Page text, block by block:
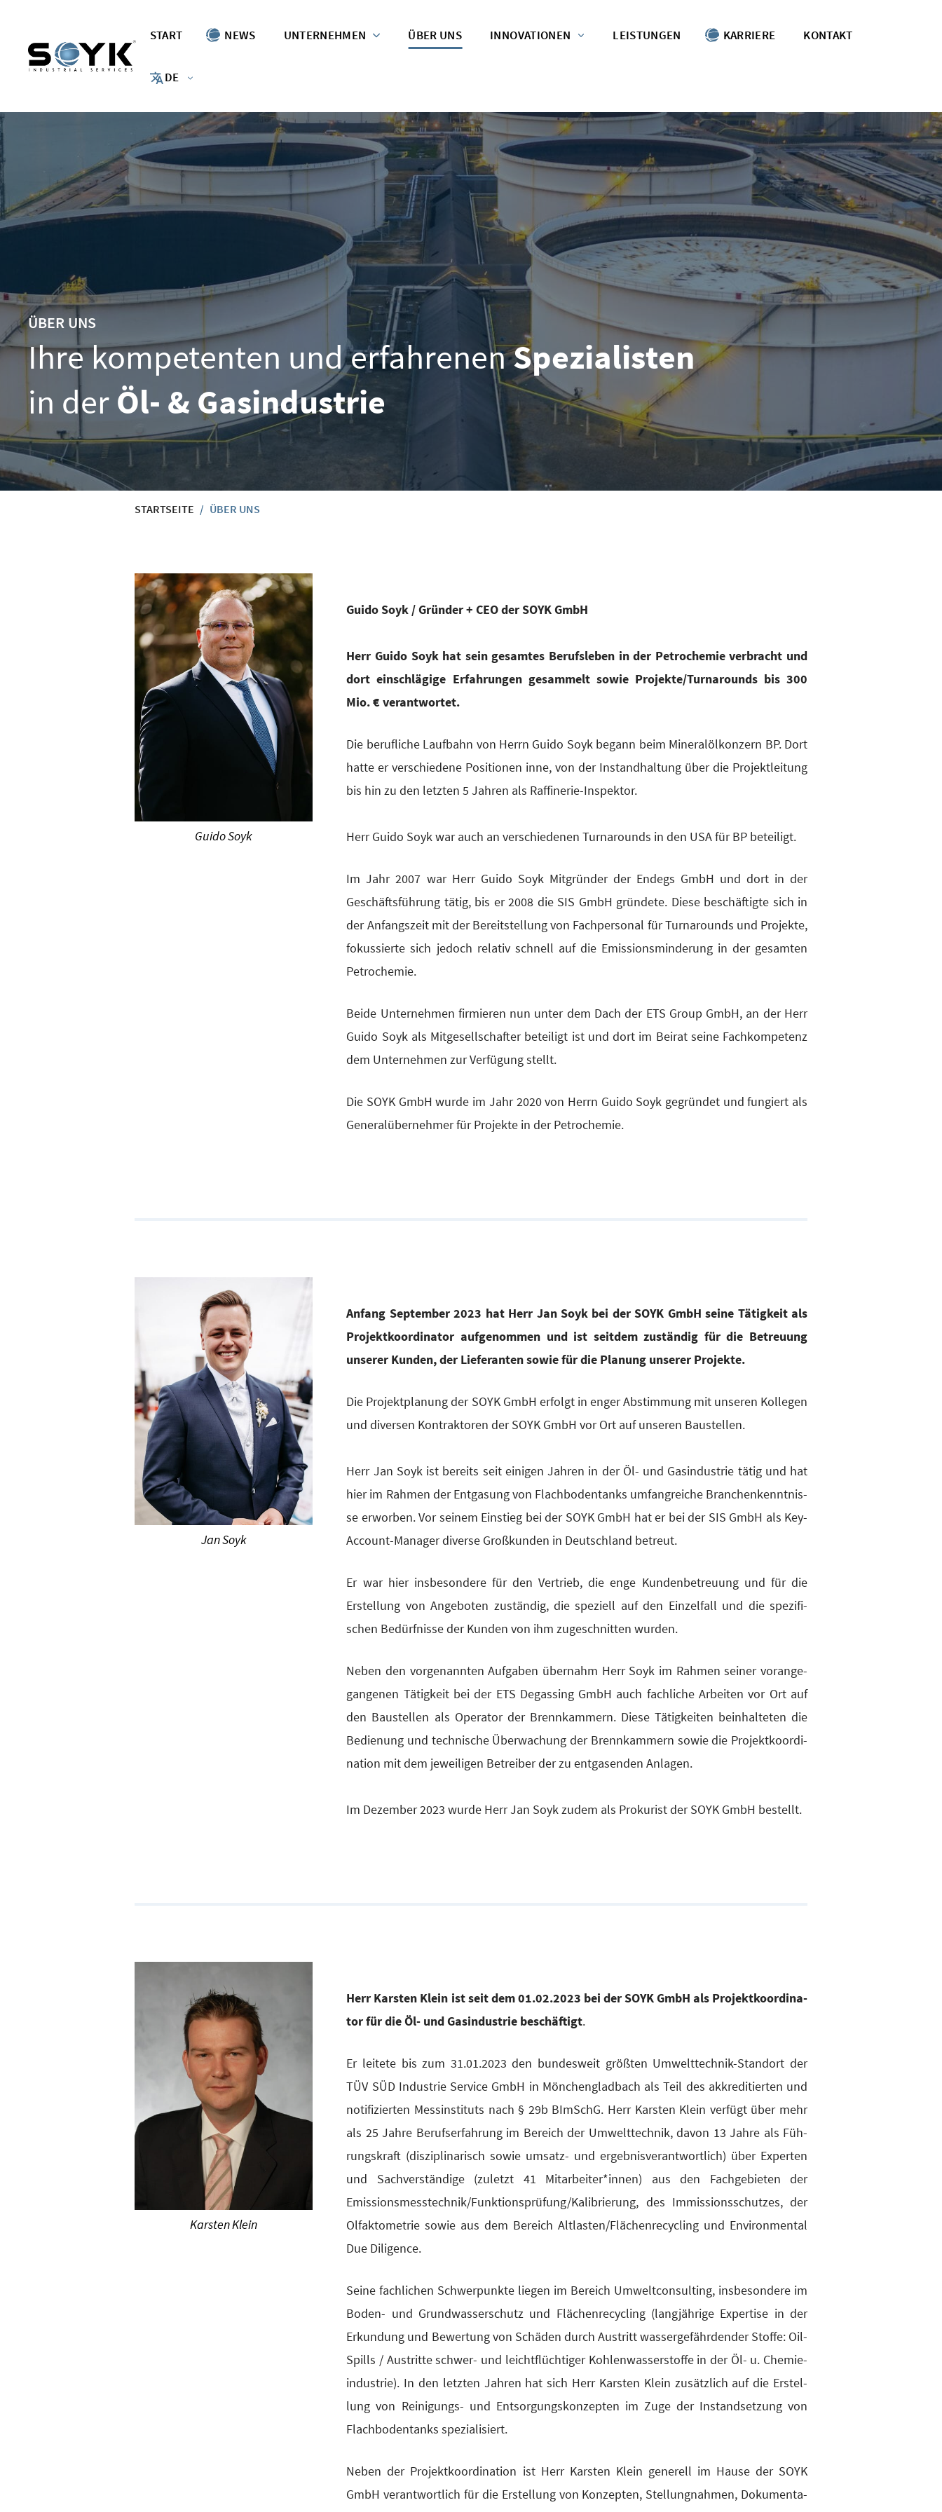
springen
START NEWS UNTERNEHMEN ÜBER UNS INNOVATIONEN LEISTUNGEN KARRIERE KONTAKT
DE
ÜBER UNS
Ihre kompetenten und erfahrenenSpezialisten
in der Öl- & Gasindustrie
START­SEI­TE / ÜBER UNS
Gui­do Soyk
Gui­do Soyk / Grün­der + CEO der SOYK GmbH
Herr Gui­do Soyk hat sein gesam­tes Berufs­le­ben in der Petro­che­mie ver­bracht und
dort ein­schlä­gi­ge Erfah­run­gen gesam­melt sowie Projekte/Turnarounds bis 300
Mio. € verantwortet.
Die beruf­li­che Lauf­bahn von Herrn Gui­do Soyk begann beim Mine­ral­öl­kon­zern BP. Dort
hat­te er ver­schie­de­ne Posi­tio­nen inne, von der Instand­hal­tung über die Pro­jekt­lei­tung
bis hin zu den letz­ten 5 Jah­ren als Raf­fi­ne­rie-Inspek­tor.
Herr Gui­do Soyk war auch an ver­schie­de­nen Tur­n­arounds in den USA für BP beteiligt.
Im Jahr 2007 war Herr Gui­do Soyk Mit­grün­der der Endegs GmbH und dort in der
Geschäfts­füh­rung tätig, bis er 2008 die SIS GmbH grün­de­te. Die­se beschäf­tig­te sich in
der Anfangs­zeit mit der Bereit­stel­lung von Fach­per­so­nal für Tur­n­arounds und Pro­jek­te,
fokus­sier­te sich jedoch rela­tiv schnell auf die Emis­si­ons­min­de­rung in der gesam­ten
Petrochemie.
Bei­de Unter­neh­men fir­mie­ren nun unter dem Dach der ETS Group GmbH, an der Herr
Gui­do Soyk als Mit­ge­sell­schaf­ter betei­ligt ist und dort im Bei­rat sei­ne Fach­kom­pe­tenz
dem Unter­neh­men zur Ver­fü­gung stellt.
Die SOYK GmbH wur­de im Jahr 2020 von Herrn Gui­do Soyk gegrün­det und fun­giert als
Gene­ral­über­neh­mer für Pro­jek­te in der Petrochemie.
Jan Soyk
Anfang Sep­tem­ber 2023 hat Herr Jan Soyk bei der SOYK GmbH sei­ne Tätig­keit als
Pro­jekt­ko­or­di­na­tor auf­ge­nom­men und ist seit­dem zustän­dig für die Betreu­ung
unse­rer Kun­den, der Lie­fe­ran­ten sowie für die Pla­nung unse­rer Projekte.
Die Pro­jekt­pla­nung der SOYK GmbH erfolgt in enger Abstim­mung mit unse­ren Kol­le­gen
und diver­sen Kon­trak­to­ren der SOYK GmbH vor Ort auf unse­ren Bau­stel­len.
Herr Jan Soyk ist bereits seit eini­gen Jah­ren in der Öl- und Gas­in­dus­trie tätig und hat
hier im Rah­men der Ent­gasung von Flach­bo­den­tanks umfang­rei­che Bran­chen­kennt­nis­
se erwor­ben. Vor sei­nem Ein­stieg bei der SOYK GmbH hat er bei der SIS GmbH als Key-
Account-Mana­ger diver­se Groß­kun­den in Deutsch­land betreut.
Er war hier ins­be­son­de­re für den Ver­trieb, die enge Kun­den­be­treu­ung und für die
Erstel­lung von Ange­bo­ten zustän­dig, die spe­zi­ell auf den Ein­zel­fall und die spe­zi­fi­
schen Bedürf­nis­se der Kun­den von ihm zuge­schnit­ten wurden.
Neben den vor­ge­nann­ten Auf­ga­ben über­nahm Herr Soyk im Rah­men sei­ner vor­an­ge­
gan­ge­nen Tätig­keit bei der ETS Degas­sing GmbH auch fach­li­che Arbei­ten vor Ort auf
den Bau­stel­len als Ope­ra­tor der Brenn­kam­mern. Die­se Tätig­kei­ten beinhal­te­ten die
Bedie­nung und tech­ni­sche Über­wa­chung der Brenn­kam­mern sowie die Pro­jekt­ko­or­di­
na­ti­on mit dem jewei­li­gen Betrei­ber der zu ent­ga­sen­den Anla­gen.
Im Dezem­ber 2023 wur­de Herr Jan Soyk zudem als Pro­ku­rist der SOYK GmbH bestellt.
Kars­ten Klein
Herr Kars­ten Klein ist seit dem 01.02.2023 bei der SOYK GmbH als Pro­jekt­ko­or­di­na­
tor für die Öl- und Gas­in­dus­trie beschäf­tigt.
Er lei­te­te bis zum 31.01.2023 den bun­des­weit größ­ten Umwelt­tech­nik-Stand­ort der
TÜV SÜD Indus­trie Ser­vice GmbH in Mön­chen­glad­bach als Teil des akkre­di­tier­ten und
noti­fi­zier­ten Mess­in­sti­tuts nach § 29b BImSchG. Herr Kars­ten Klein ver­fügt über mehr
als 25 Jah­re Berufs­er­fah­rung im Bereich der Umwelt­tech­nik, davon 13 Jah­re als Füh­
rungs­kraft (dis­zi­pli­na­risch sowie umsatz- und ergeb­nis­ver­ant­wort­lich) über Exper­ten
und Sach­ver­stän­di­ge (zuletzt 41 Mitarbeiter*innen) aus den Fach­ge­bie­ten der
Emissionsmesstechnik/Funktionsprüfung/Kalibrierung, des Immis­si­ons­schut­zes, der
Olfak­to­me­trie sowie aus dem Bereich Altlasten/Flächenrecycling und Envi­ron­men­tal
Due Diligence.
Sei­ne fach­li­chen Schwer­punk­te lie­gen im Bereich Umwelt­con­sul­ting, ins­be­son­de­re im
Boden- und Grund­was­ser­schutz und Flä­chen­re­cy­cling (lang­jäh­ri­ge Exper­ti­se in der
Erkun­dung und Bewer­tung von Schä­den durch Aus­tritt was­ser­ge­fähr­den­der Stof­fe: Oil-
Spills / Aus­trit­te schwer- und leicht­flüch­ti­ger Koh­len­was­ser­stof­fe in der Öl- u. Che­mie­
in­dus­trie). In den letz­ten Jah­ren hat sich Herr Kars­ten Klein zusätz­lich auf die Erstel­
lung von Rei­ni­gungs- und Ent­sor­gungs­kon­zep­ten im Zuge der Instand­set­zung von
Flach­bo­den­tanks spezialisiert.
Neben der Pro­jekt­ko­or­di­na­ti­on ist Herr Kars­ten Klein gene­rell im Hau­se der SOYK
GmbH ver­ant­wort­lich für die Erstel­lung von Kon­zep­ten, Stel­lung­nah­men, Doku­men­ta­